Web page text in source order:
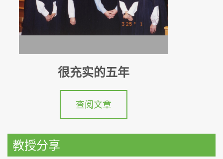
很充实的五年
查阅文章
教授分享